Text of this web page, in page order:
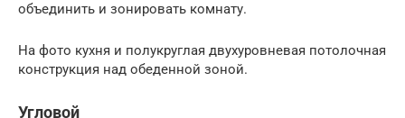
объединить и зонировать комнату.
На фото кухня и полукруглая двухуровневая потолочная
конструкция над обеденной зоной.
Угловой